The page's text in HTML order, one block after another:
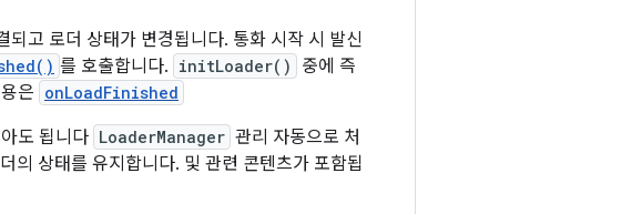
되고 로더 상태가 변경됩니다. 통화 시작 시 발신
를 호출합니다. initLoader()
중에 즉
은 onLoadFinished
도 됩니다 LoaderManager 관리 자동으로 처
의 상태를 유지합니다. 및 관련 콘텐츠가 포함됩